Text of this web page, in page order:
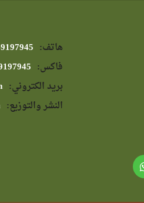
هاتف:
فاكس:
بريد الكتروني:
النشر والتوزيع: